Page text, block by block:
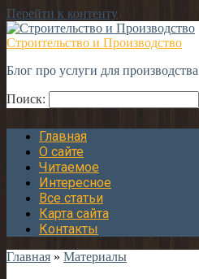
Перейти к контенту
Строительство и Производство
Блог про услуги для
Поиск:
Главная
О сайте
Читаемое
Интересное
Все статьи
Карта сайта
Контакты
Главная » Материалы